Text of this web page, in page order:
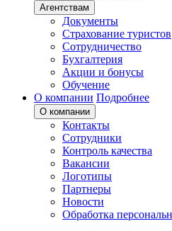
Агентствам
Документы
Страхование туристов
Сотрудничество
Бухгалтерия
Акции и бонусы
Обучение
О компании Подробнее
О компании
Контакты
Сотрудники
Контроль качества
Вакансии
Логотипы
Партнеры
Новости
Обработка